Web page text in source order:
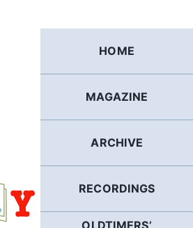
HOME
MAGAZINE
ARCHIVE
RECORDINGS
OLDTIMERS’